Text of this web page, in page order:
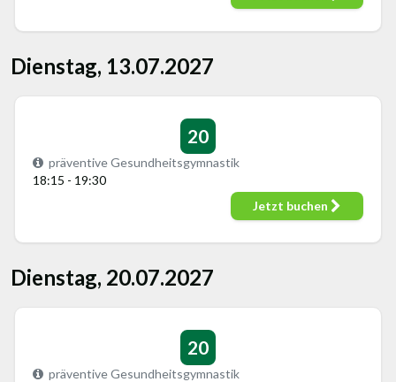
Dienstag, 13.07.2027
20
präventive Gesundheitsgymnastik
18:15 - 19:30
Jetzt buchen
Dienstag, 20.07.2027
20
präventive Gesundheitsgymnastik